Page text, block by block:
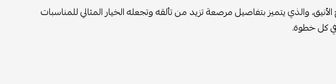
الأنيق، والذي يتميز بتفاصيل مرصعة تزيد من تألقه وتجعله الخيار المثالي للمناسبات
كل خطوة.